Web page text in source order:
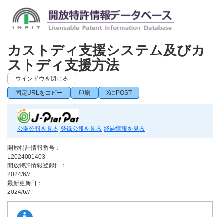
カストディ支援システム及びカ
ストディ支援方法
ウインドウを閉じる
固定URLをコピー 印刷 XにPOST
公開公報を見る 登録公報を見る 経過情報を見る
開放特許情報番号：
L2024001403
開放特許情報登録日：
2024/6/7
最新更新日：
2024/6/7